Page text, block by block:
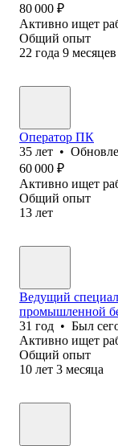
80 000 ₽
Активно ищет
Общий опыт
22 года 9 месяцев
Оператор ПК
35 лет •
60 000 ₽
Активно ищет
Общий опыт
13 лет
Ведущий
промышленной
31 год • Был
Активно ищет
Общий опыт
10 лет 3 месяца